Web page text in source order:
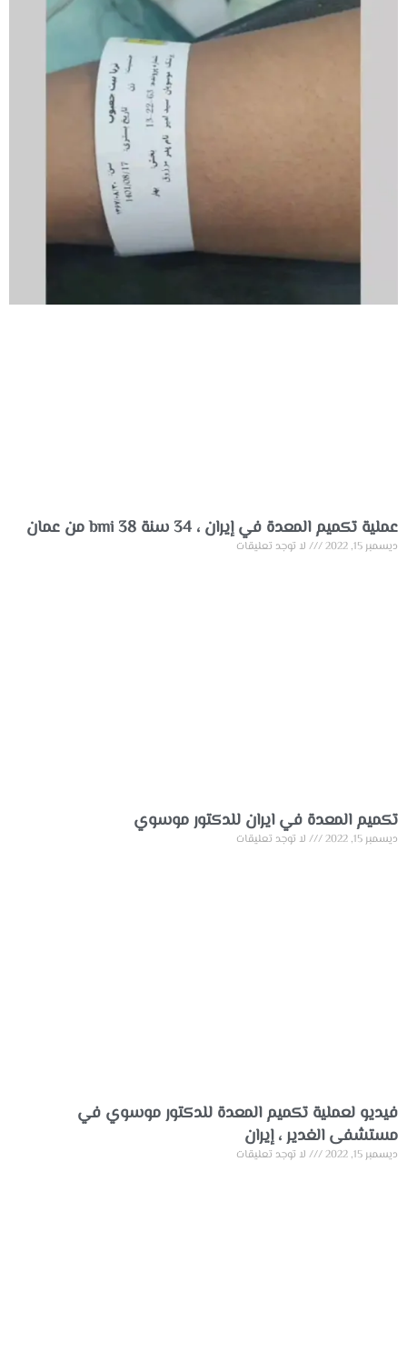
عملية تكميم المعدة في إيران ، 34 سنة bmi 38 من عمان
ديسمبر 15, 2022 لا توجد تعليقات
تكميم المعدة في ايران للدكتور موسوي
ديسمبر 15, 2022 لا توجد تعليقات
فيديو لعملية تكميم المعدة للدكتور موسوي في
مستشفى الغدير ، إيران
ديسمبر 15, 2022 لا توجد تعليقات